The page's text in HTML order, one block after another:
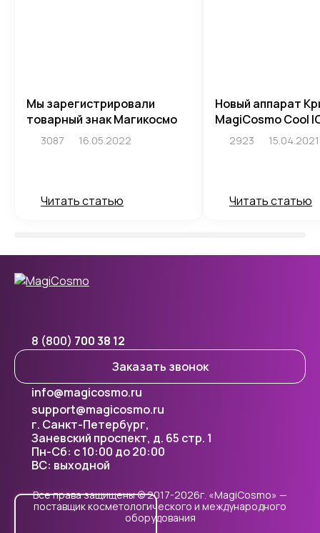
Мы зарегистрировали
товарный знак Магикосмо
3087 16.05.2022
Читать статью
Новый аппарат
MagiCosmo Cool
2923 15.04.2021
Читать статью
8 (800) 700 38 12
Заказать звонок
г. Санкт-Петербург,
Заневский проспект, д. 65 стр. 1
info@magicosmo.ru
support@magicosmo.ru
Пн-Сб: с 10:00 до 20:00
ВС: выходной
Все права защищены © 2017-2026г. «MagiCosmo» —
поставщик косметологического и международного
оборудования